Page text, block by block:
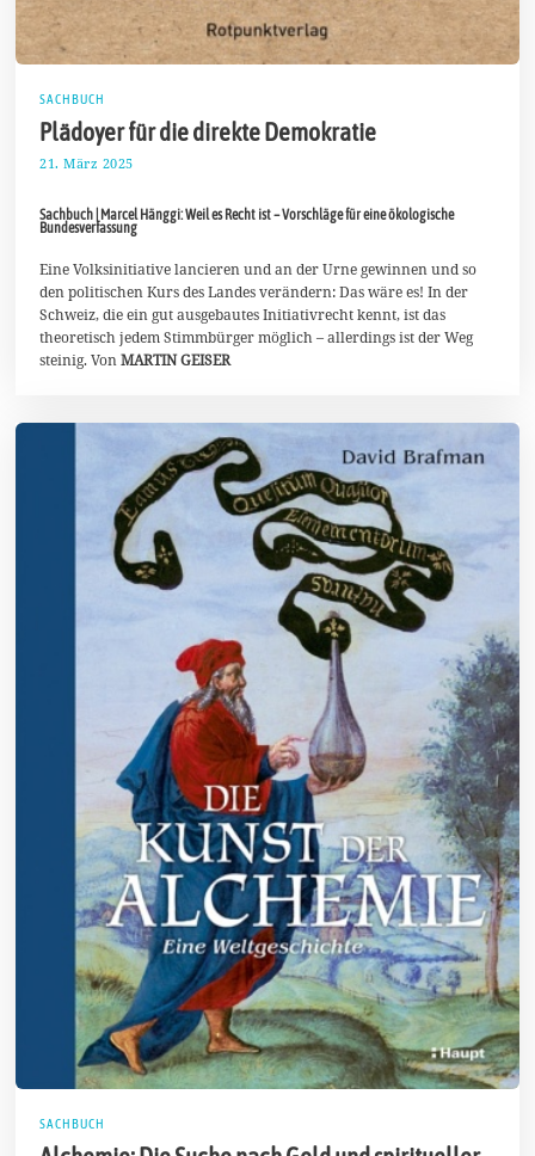
SACHBUCH
Plädoyer für die direkte Demokratie
21. März 2025
M
ä
z
2
0
2
5
Sachbuch | Marcel Hänggi: Weil es Recht ist – Vorschläge für eine ökologische
Bundesverfassung
Eine Volksinitiative lancieren und an der Urne gewinnen und so
den politischen Kurs des Landes verändern: Das wäre es! In der
Schweiz, die ein gut ausgebautes Initiativrecht kennt, ist das
theoretisch jedem Stimmbürger möglich – allerdings ist der Weg
steinig. VonMARTIN GEISER
SACHBUCH